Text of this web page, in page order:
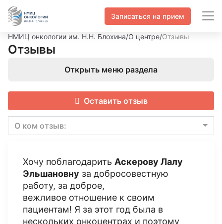
Записаться на прием
НМИЦ онкологии им. Н.Н. Блохина/О центре/Отзывы
Отзывы
Открыть меню раздела
Оставить отзыв
О ком отзыв:
Хочу поблагодарить Аскерову Лалу
Эльшановну за добросовестную
работу, за доброе,
вежливое отношение к своим
пациентам! Я за этот год была в
нескольких онкоцентрах и поэтому